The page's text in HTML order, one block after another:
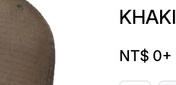
KHAKI
NT$ 0+